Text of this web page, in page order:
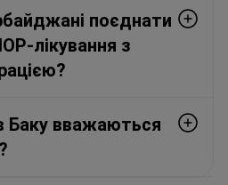
поєднати
лікування з
Баку вважаються